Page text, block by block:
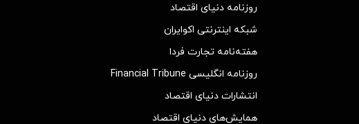
روزنامه دنیای اقتصاد
شبکه اینترنتی اکوایران
هفته‌نامه تجارت فردا
روزنامه انگلیسی Financial Tribune
انتشارات دنیای اقتصاد
همایش‌های دنیای اقتصاد